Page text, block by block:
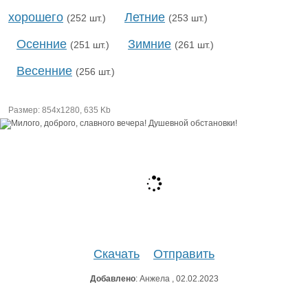
хорошего (252 шт.) Летние (253 шт.)
Осенние (251 шт.) Зимние (261 шт.)
Весенние (256 шт.)
Размер: 854х1280, 635 Kb
Скачать Отправить
Добавлено: Анжела , 02.02.2023